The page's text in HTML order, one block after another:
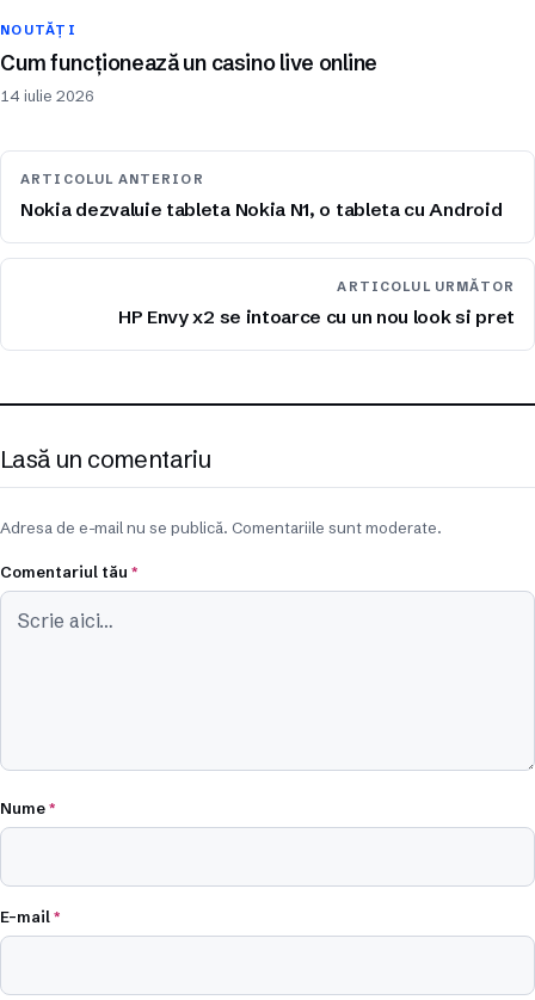
NOUTĂȚI
Cum funcționează un casino live online
14 iulie 2026
ARTICOLUL ANTERIOR
Nokia dezvaluie tableta Nokia N1, o tableta cu Android
ARTICOLUL URMĂTOR
HP Envy x2 se intoarce cu un nou look si pret
Lasă un comentariu
Adresa de e-mail nu se publică. Comentariile sunt moderate.
Comentariul tău *
Nume*
E-mail*